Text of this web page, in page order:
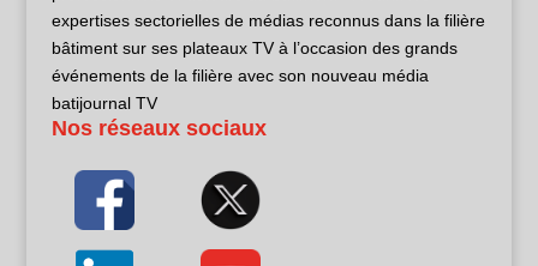
expertises sectorielles de médias reconnus dans la filière
bâtiment sur ses plateaux TV à l’occasion des grands
événements de la filière avec son nouveau média
batijournal TV
Nos réseaux sociaux